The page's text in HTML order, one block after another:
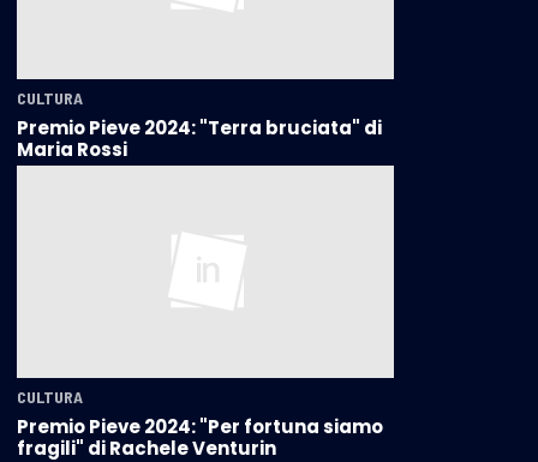
CULTURA
Premio Pieve 2024: "Terra bruciata" di
Maria Rossi
CULTURA
Premio Pieve 2024: "Per fortuna siamo
fragili" di Rachele Venturin